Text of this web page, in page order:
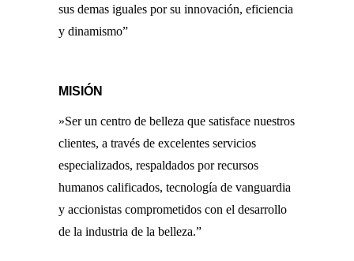
sus demas iguales por su innovación, eficiencia
y dinamismo”
MISIÓN
»Ser un centro de belleza que satisface nuestros
clientes, a través de excelentes servicios
especializados, respaldados por recursos
humanos calificados, tecnología de vanguardia
y accionistas comprometidos con el desarrollo
de la industria de la belleza.”